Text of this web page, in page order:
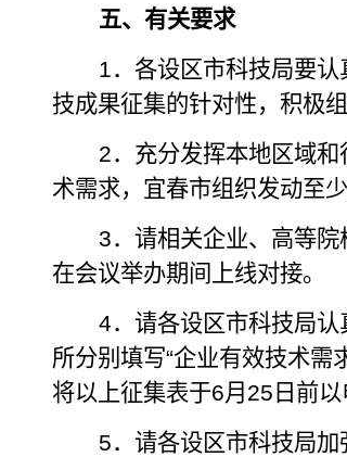
五、有关要求
1．各设区市科技局要
技成果征集的针对性，积极
2． 充分发挥本地区域
术需求，宜春市组织发动至少
3．请相关企业、高等
在会议举办期间上线对接。
4．请各设区市科技局
所分别填写“企业有效技术需
将以上征集表于6月 25 日 前
5．请各设区市科技局